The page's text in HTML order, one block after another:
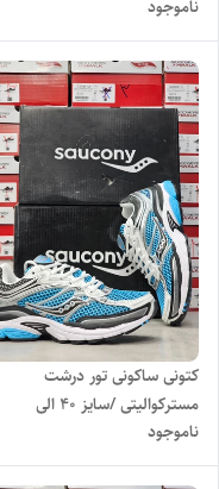
فروش عمده و تک
ناموجود
کتونی ساکونی تور درشت
مسترکوالیتی /سایز 40 الی
45/Saucony ProGrid Omni
9/ فروش عمده و تک
ناموجود